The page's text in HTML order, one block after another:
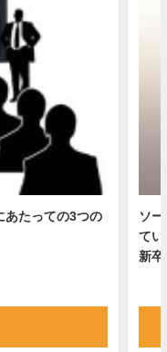
あたっての3つの
ソ
てい
新